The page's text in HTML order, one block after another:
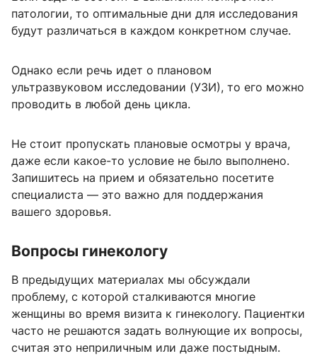
патологии, то оптимальные дни для исследования
будут различаться в каждом конкретном случае.
Однако если речь идет о плановом
ультразвуковом исследовании (УЗИ), то его можно
проводить в любой день цикла.
Не стоит пропускать плановые осмотры у врача,
даже если какое-то условие не было выполнено.
Запишитесь на прием и обязательно посетите
специалиста — это важно для поддержания
вашего здоровья.
Вопросы гинекологу
В предыдущих материалах мы обсуждали
проблему, с которой сталкиваются многие
женщины во время визита к гинекологу. Пациентки
часто не решаются задать волнующие их вопросы,
считая это неприличным или даже постыдным.